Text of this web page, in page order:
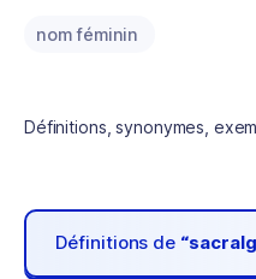
nom féminin
Définitions, synonymes,
Définitions de